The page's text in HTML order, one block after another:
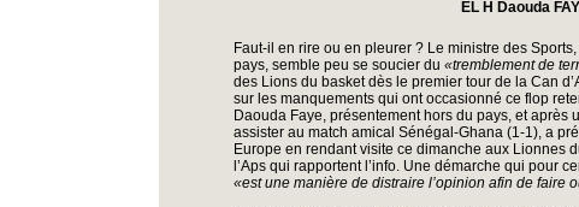
EL H Daouda
Faut-il en rire ou en pleurer ? Le ministre des
pays, semble peu se soucier du«tremblement de
des Lions du basket dès le premier tour de la Can
sur les manquements qui ont occasionné ce flop
Daouda Faye, présentement hors du pays, et après
assister au match amical Sénégal-Ghana (1-1), a
Europe en rendant visite ce dimanche aux Lionnes
l’Aps qui rapportent l’info. Une démarche qui pour
«est une manière de distraire l’opinion afin de faire